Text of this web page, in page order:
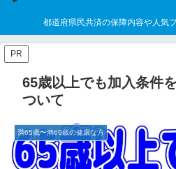
都道府県民共済の保障内容や人気
PR
65歳以上でも加入条件
ついて
満65歳〜満69歳の健康な方